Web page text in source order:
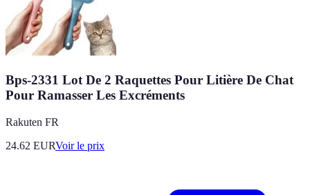
Bps-2331 Lot De 2 Raquettes Pour Litière De Chat
Pour Ramasser Les Excréments
Rakuten FR
24.62 EURVoir le prix